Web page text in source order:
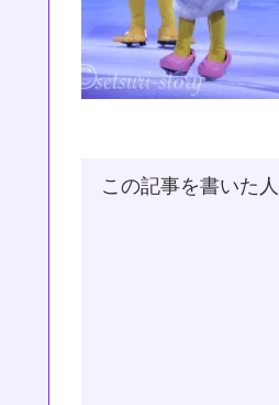
この記事を書いた人